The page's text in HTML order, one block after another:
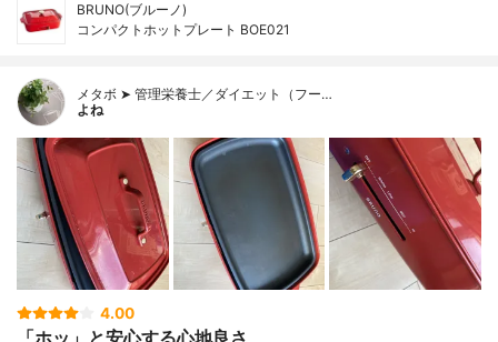
BRUNO(ブルーノ)
コンパクトホットプレート BOE021
メタボ ➤ 管理栄養士／ダイエット（フー…
よね
4.00